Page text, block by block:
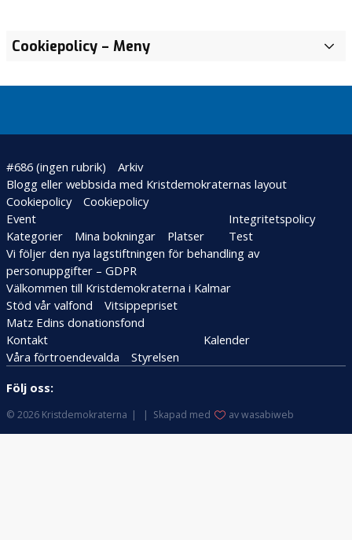
Cookiepolicy – Meny
#686 (ingen rubrik)
Arkiv
Blogg eller webbsida med Kristdemokraternas layout
Cookiepolicy
Cookiepolicy
Event
Kategorier
Mina bokningar Platser
Integritetspolicy
Test
Vi följer den nya lagstiftningen för behandling av
personuppgifter – GDPR
Välkommen till Kristdemokraterna i Kalmar
Stöd vår valfond
Vitsippepriset
Matz Edins donationsfond
Kontakt
Våra förtroendevalda
Styrelsen
Kalender
Följ oss:
© 2026 Kristdemokraterna Skapad med av wasabiweb